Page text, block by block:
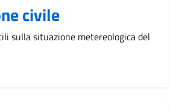
civile
sulla situazione metereologica del